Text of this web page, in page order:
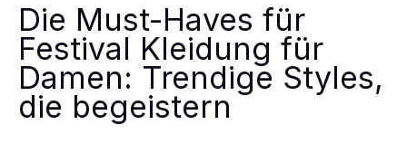
Die Must-Haves für
Festival Kleidung für
Damen: Trendige Styles,
die begeistern